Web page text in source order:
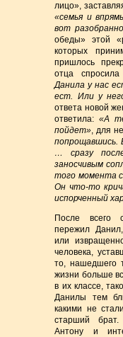
лицо»,
«семья и
вот
обеды» этой
которых
пришлось
отца
Данила у нас
ест. Или у
ответа новой
ответила:«А
пойдет», для
попрощавшись.
… сразу
заносчивым
того момента
Он что-то
испорченный
После всего
пережил
или
человека,
то, нашедшего
жизни больше
в их классе,
Данилы тем
какими не
старший брат.
Антону и